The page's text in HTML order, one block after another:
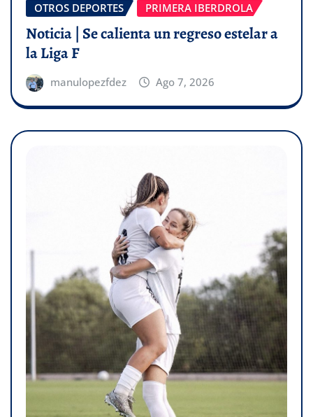
OTROS DEPORTES
PRIMERA IBERDROLA
Noticia | Se calienta un regreso estelar a
la Liga F
manulopezfdez Ago 7, 2026